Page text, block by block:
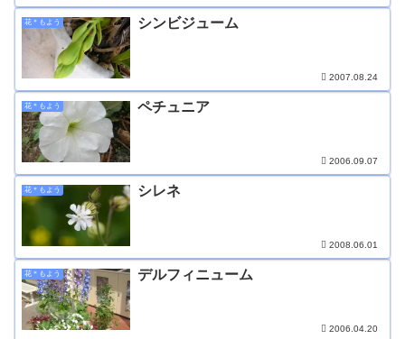
花＊もよう シンビジューム
2007.08.24
花＊もよう ペチュニア
2006.09.07
花＊もよう シレネ
2008.06.01
花＊もよう デルフィニューム
2006.04.20